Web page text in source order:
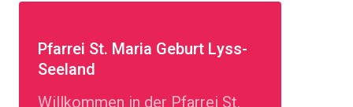
Pfarrei St. Maria Geburt Lyss-
Seeland